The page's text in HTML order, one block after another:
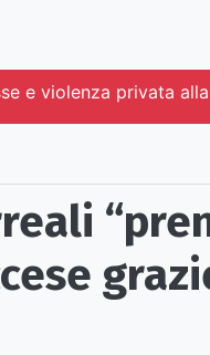
e violenza privata